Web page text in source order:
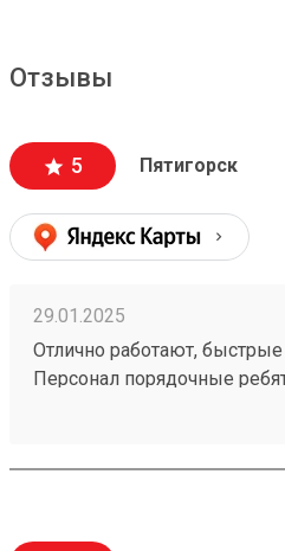
Отзывы
5 Пятигорск
29.01.2025
Отлично работают,
Персонал порядочные